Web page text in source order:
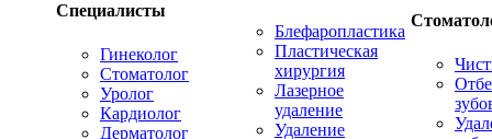
Специалисты
Гинеколог
Стоматолог
Уролог
Кардиолог
Дерматолог
Блефаропластика
Пластическая
хирургия
Лазерное
удаление
Удаление